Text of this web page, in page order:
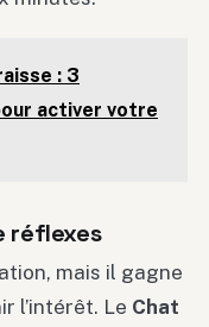
: 3
activer votre
réflexes
mais il gagne
l’intérêt. Le Chat